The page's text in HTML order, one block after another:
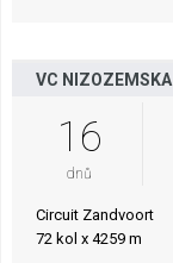
VC NIZOZEMSKA
16
dnů
Circuit Zandvoort
72 kol x 4259 m